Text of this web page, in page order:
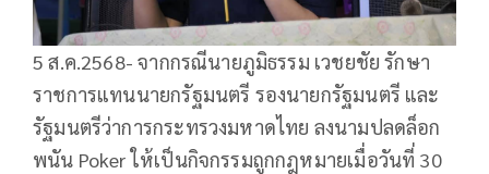
5 ส.ค.2568- จากกรณีนายภูมิธรรม เวชยชัย รักษา
ราชการแทนนายกรัฐมนตรี รองนายกรัฐมนตรี และ
รัฐมนตรีว่าการกระทรวงมหาดไทย ลงนามปลดล็อก
พนัน Poker ให้เป็นกิจกรรมถูกกฎหมายเมื่อวันที่ 30